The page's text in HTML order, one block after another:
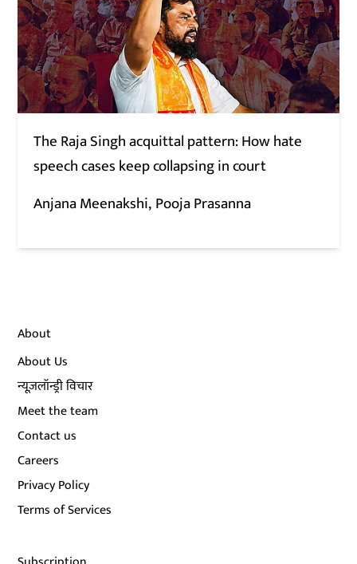
The Raja Singh acquittal pattern: How hate
speech cases keep collapsing in court
Anjana Meenakshi Pooja Prasanna
About
About Us
न्यूज़लॉन्ड्री विचार
Meet the team
Contact us
Careers
Privacy Policy
Terms of Services